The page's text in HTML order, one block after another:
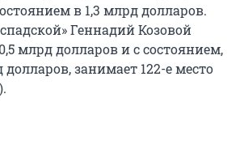
в 1,3 млрд долларов.
Геннадий Козовой
млрд долларов и с состоянием,
занимает 122-е место